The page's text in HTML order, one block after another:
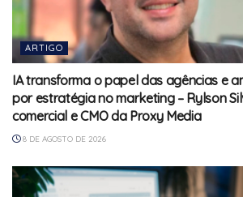
ARTIGO
IA transforma o papel das agências e
por estratégia no marketing – Rylson
comercial e CMO da Proxy Media
8 DE AGOSTO DE 2026